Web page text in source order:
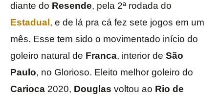
diante do Resende, pela 2ª rodada do
Estadual , e de lá pra cá fez sete jogos em um
mês. Esse tem sido o movimentado início do
goleiro natural de Franca, interior de São
Paulo, no Glorioso. Eleito melhor goleiro do
Carioca 2020, Douglas voltou ao Rio de